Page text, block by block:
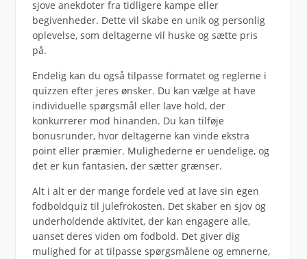
sjove anekdoter fra tidligere kampe eller
begivenheder. Dette vil skabe en unik og personlig
oplevelse, som deltagerne vil huske og sætte pris
på.
Endelig kan du også tilpasse formatet og reglerne i
quizzen efter jeres ønsker. Du kan vælge at have
individuelle spørgsmål eller lave hold, der
konkurrerer mod hinanden. Du kan tilføje
bonusrunder, hvor deltagerne kan vinde ekstra
point eller præmier. Mulighederne er uendelige, og
det er kun fantasien, der sætter grænser.
Alt i alt er der mange fordele ved at lave sin egen
fodboldquiz til julefrokosten. Det skaber en sjov og
underholdende aktivitet, der kan engagere alle,
uanset deres viden om fodbold. Det giver dig
mulighed for at tilpasse spørgsmålene og emnerne,